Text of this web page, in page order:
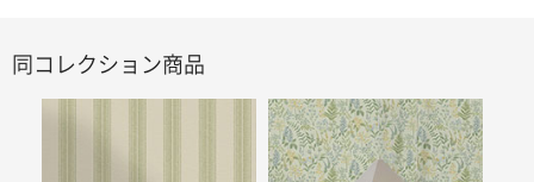
同コレクション商品